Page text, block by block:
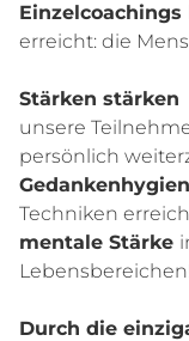
Einzelcoachings
erreicht: die
Stärken stärken
unsere
persönlich
Techniken
mentale Stärke
Durch die